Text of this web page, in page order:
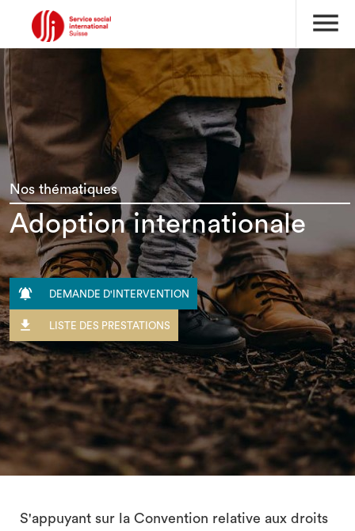
menu
search
Nos thématiques
Adoption internationale
 DEMANDE D'INTERVENTION
 LISTE DES PRESTATIONS
S'appuyant sur la Convention relative aux droits